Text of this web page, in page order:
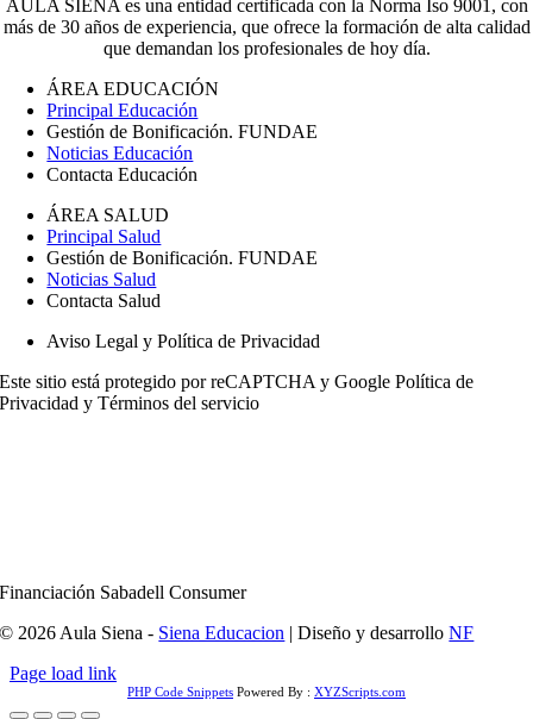
AULA SIENA es una entidad certificada con la Norma Iso 9001, con
más de 30 años de experiencia, que ofrece la formación de alta calidad
que demandan los profesionales de hoy día.
ÁREA EDUCACIÓN
Principal Educación
Gestión de Bonificación. FUNDAE
Noticias Educación
Contacta Educación
ÁREA SALUD
Principal Salud
Gestión de Bonificación. FUNDAE
Noticias Salud
Contacta Salud
Aviso Legal y Política de Privacidad
Este sitio está protegido por reCAPTCHA y GooglePolítica de
Privacidad yTérminos del servicio
Financiación Sabadell Consumer
© 2026 Aula Siena - Siena Educacion | Diseño y desarrolloNF
Page load link
PHP Code Snippets Powered By : XYZScripts.com